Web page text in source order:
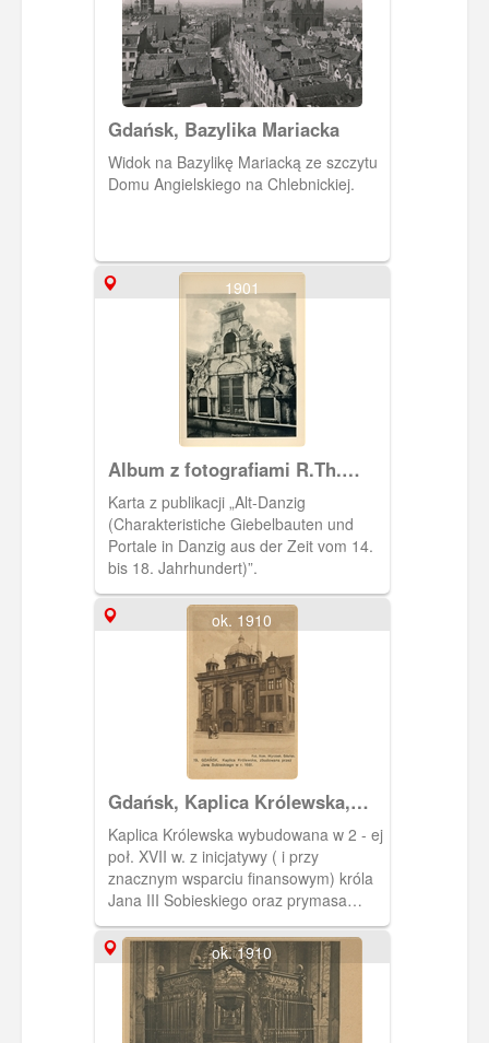
Gdańsk, Bazylika Mariacka
Widok na Bazylikę Mariacką ze szczytu
Domu Angielskiego na Chlebnickiej.
1901
Album z fotografiami R.Th.
Kuhna
Karta z publikacji „Alt-Danzig
(Charakteristiche Giebelbauten und
Portale in Danzig aus der Zeit vom 14.
bis 18. Jahrhundert)”.
ok. 1910
Gdańsk, Kaplica Królewska,
Danzig Königlische Kapelle
Kaplica Królewska wybudowana w 2 - ej
poł. XVII w. z inicjatywy ( i przy
znacznym wsparciu finansowym) króla
Jana III Sobieskiego oraz prymasa
Olszowskiego, jako świątynia dla
gdańskich katolików. Pracami
budowlanymi kierował Bartel Ranish.
ok. 1910